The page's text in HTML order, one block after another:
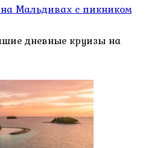
Мальдивах с пикником
дневные круизы на